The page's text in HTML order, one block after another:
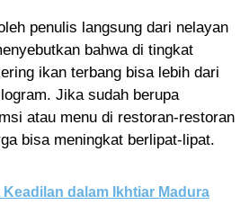
penulis langsung dari nelayan
bahwa di tingkat
ikan terbang bisa lebih dari
Jika sudah berupa
atau menu di restoran-restoran
bisa meningkat berlipat-lipat.
dalam Ikhtiar Madura